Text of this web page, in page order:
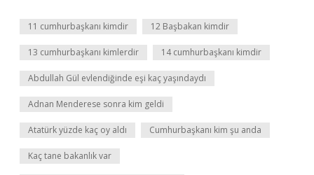
11 cumhurbaşkanı kimdir 12 Başbakan kimdir
13 cumhurbaşkanı kimlerdir 14 cumhurbaşkanı kimdir
Abdullah Gül evlendiğinde eşi kaç yaşındaydı
Adnan Menderese sonra kim geldi
Atatürk yüzde kaç oy aldı Cumhurbaşkanı kim şu anda
Kaç tane bakanlık var